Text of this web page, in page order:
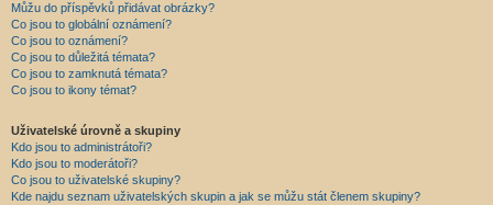
Můžu do příspěvků přidávat obrázky?
Co jsou to globální oznámení?
Co jsou to oznámení?
Co jsou to důležitá témata?
Co jsou to zamknutá témata?
Co jsou to ikony témat?
Uživatelské úrovně a skupiny
Kdo jsou to administrátoři?
Kdo jsou to moderátoři?
Co jsou to uživatelské skupiny?
Kde najdu seznam uživatelských skupin a jak se můžu stát členem skupiny?